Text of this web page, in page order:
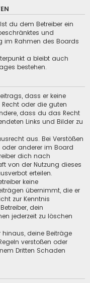
du dem Betreiber ein
und
im Rahmen des Boards
a bleibt auch
bestehen.
dass er keine
oder die guten
dass du das Recht
Links und Bilder zu
aus. Bei Verstößen
anderer im Board
dich nach
von der Nutzung dieses
erteilen.
keine
übernimmt, die er
zur Kenntnis
dein
jederzeit zu löschen
deine Beiträge
verstoßen oder
Dritten Schaden